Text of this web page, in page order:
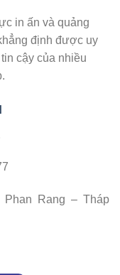
in ấn và quảng
định được uy
cậy của nhiều
Rang – Tháp